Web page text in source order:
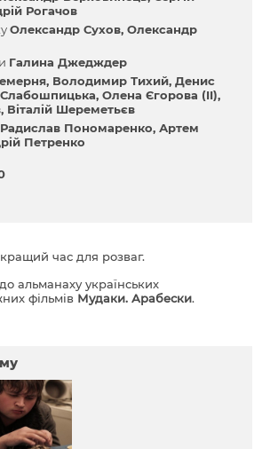
Рогачов
Олександр Сухов Олександр
Галина Джедждер
Володимир Тихий Денис
Олена Єгорова (II)
Віталій Шереметьєв
Радислав Пономаренко Артем
Петренко
час для розваг.
альманаху українських
фільмів Мудаки. Арабески.